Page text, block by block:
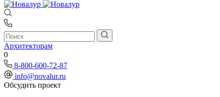
Архитекторам
0
8-800-600-72-87
info@novalur.ru
Обсудить проект